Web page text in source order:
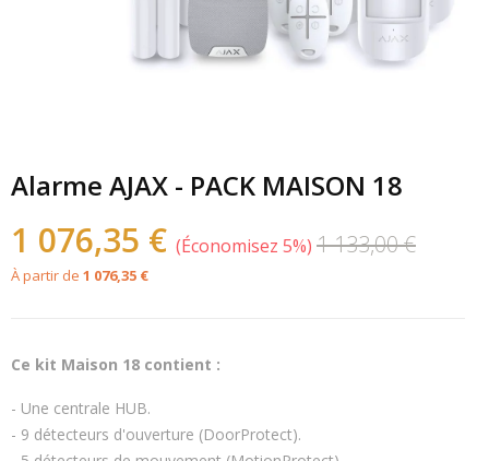
Alarme AJAX - PACK MAISON 18
1 076,35 € Économisez 5% 1 133,00 €
À partir de 1 076,35 €
Ce kit Maison 18 contient :
- Une centrale HUB.
- 9 détecteurs d'ouverture (DoorProtect).